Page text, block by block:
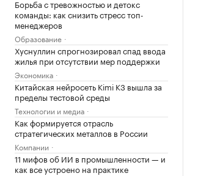
Борьба с тревожностью и детокс
команды: как снизить стресс топ-
менеджеров
Образование
Хуснуллин спрогнозировал спад ввода
жилья при отсутствии мер поддержки
Экономика
Китайская нейросеть Kimi K3 вышла за
пределы тестовой среды
Технологии и медиа
Как формируется отрасль
стратегических металлов в России
Компании
11 мифов об ИИ в промышленности — и
как все устроено на практике